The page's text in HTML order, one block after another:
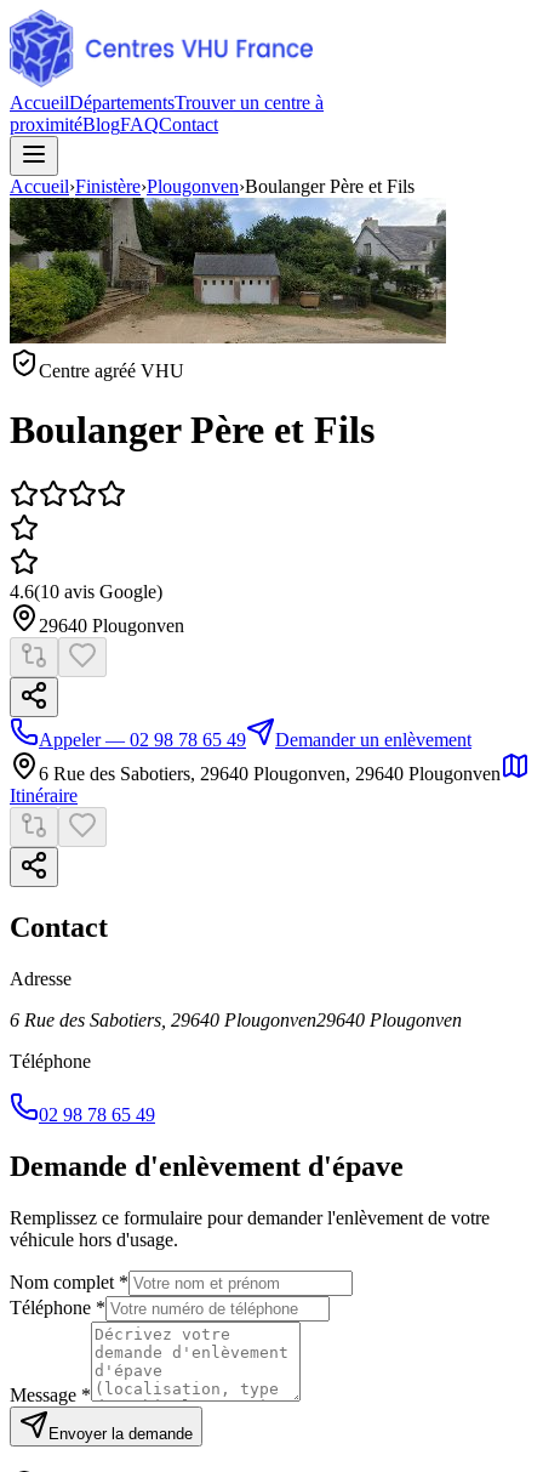
AccueilDépartementsTrouver un centre à
proximitéBlogFAQContact
Accueil›Finistère›Plougonven›Boulanger Père et Fils
Centre agréé VHU
Boulanger Père et Fils
4.6(10 avis Google)
29640 Plougonven
Appeler — 02 98 78 65 49
Demander un enlèvement
6 Rue des Sabotiers, 29640 Plougonven, 29640 Plougonven
Itinéraire
Contact
Adresse
6 Rue des Sabotiers, 29640 Plougonven29640 Plougonven
Téléphone
02 98 78 65 49
Demande d'enlèvement d'épave
Remplissez ce formulaire pour demander l'enlèvement de votre
véhicule hors d'usage.
Nom complet *
Téléphone *
Message *
Envoyer la demande